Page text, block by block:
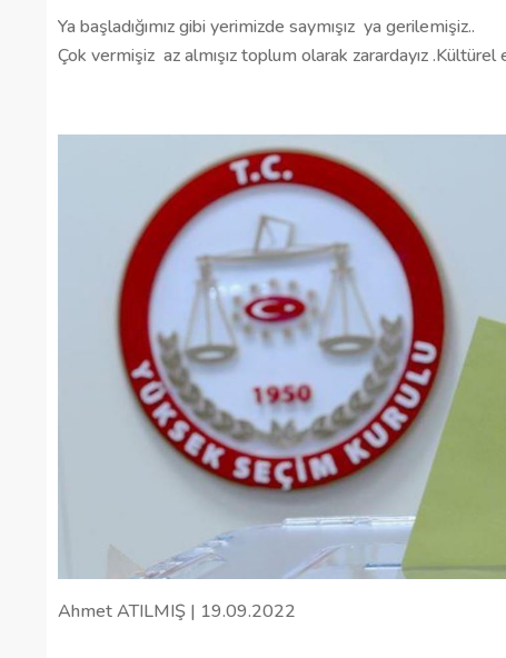
Ya başladığımız gibi yerimizde saymışız ya gerilemişiz..
Çok vermişiz az almışız toplum olarak zarardayız
Ahmet ATILMIŞ | 19.09.2022